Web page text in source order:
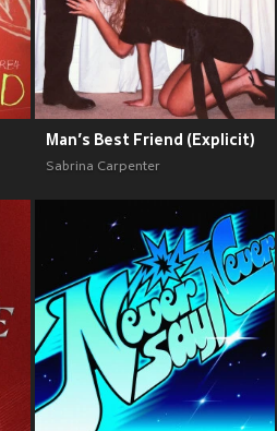
Man’s Best Friend (Explicit)
Sabrina Carpenter